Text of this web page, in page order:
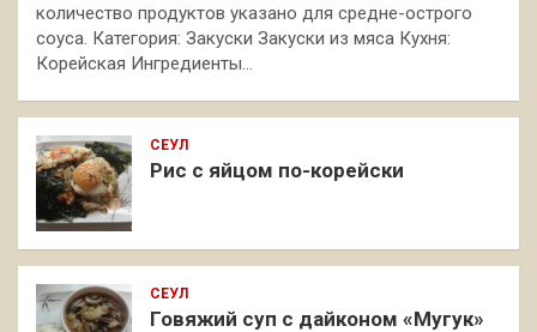
количество продуктов указано для средне-острого
соуса. Категория: Закуски Закуски из мяса Кухня:
Корейская Ингредиенты…
СЕУЛ
Рис с яйцом по-корейски
СЕУЛ
Говяжий суп с дайконом «Мугук»